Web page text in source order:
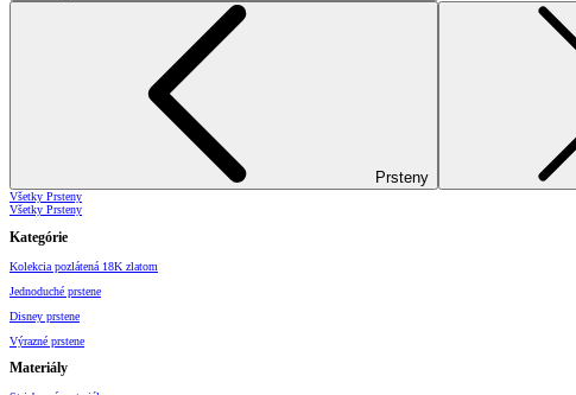
Prsteny
Všetky Prsteny
Všetky Prsteny
Kategórie
Kolekcia pozlátená 18K zlatom
Jednoduché prstene
Disney prstene
Výrazné prstene
Materiály